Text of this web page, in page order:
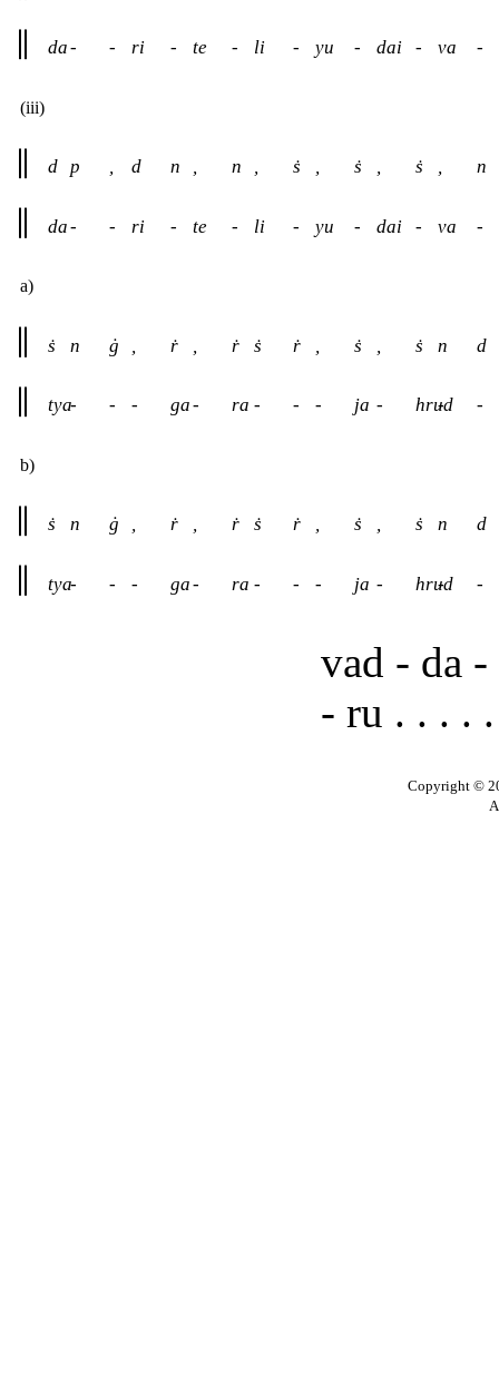
da- - ri - te - li - yu - dai - va -
(iii)
d p , d n , n , ṡ , ṡ , ṡ , n
da- - ri - te - li - yu - dai - va -
a)
ṡ n ġ ṙ ṙ ṡ ṙ ṡ ṡ n d
tya- - - ga- ra - - - ja - hrud
- -
b)
ṡ n ġ , ṙ , ṙ ṡ ṙ , ṡ , ṡ n d
tya- - - ga- ra - - - ja - hrud
- -
vad - da
- ru . . . . .
Copyright ©